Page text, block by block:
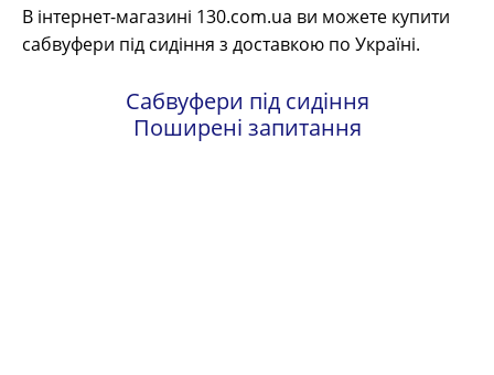
В інтернет-магазині 130.com.ua ви можете купити
сабвуфери під сидіння з доставкою по Україні.
Сабвуфери під сидіння
Поширені запитання